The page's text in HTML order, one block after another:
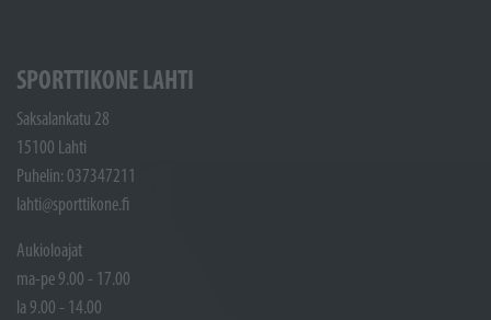
SPORTTIKONE LAHTI
Saksalankatu 28
15100 Lahti
Puhelin: 037347211
lahti@sporttikone.fi
Aukioloajat
ma-pe 9.00 - 17.00
la 9.00 - 14.00